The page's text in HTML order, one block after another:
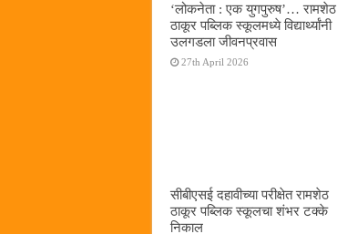
‌‘लोकनेता : एक युगपुरुष‌’… रामशेठ
ठाकूर पब्लिक स्कूलमध्ये विद्यार्थ्यांनी
उलगडला जीवनप्रवास
27th April 2026
सीबीएसई दहावीच्या परीक्षेत रामशेठ
ठाकूर पब्लिक स्कूलचा शंभर टक्के
निकाल